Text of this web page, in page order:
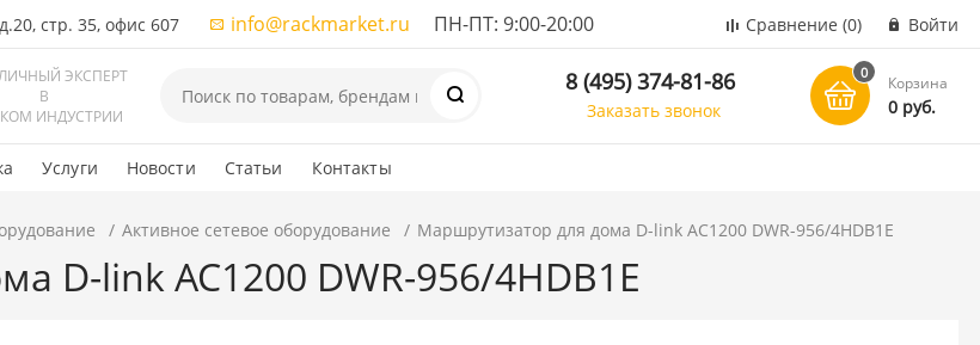
стр. 35, офис 607 info@rackmarket.ru ПН-ПТ: 9:00-20:00 Сравнение (0) Войти
ЭКСПЕРТ
В
ИНДУСТРИИ
8 (495) 374-81-86
Заказать звонок
0
Корзина
0 руб.
Услуги Новости Статьи Контакты
Активное сетевое оборудование Маршрутизатор для дома D-link AC1200 DWR-956/4HDB1E
D-link AC1200 DWR-956/4HDB1E